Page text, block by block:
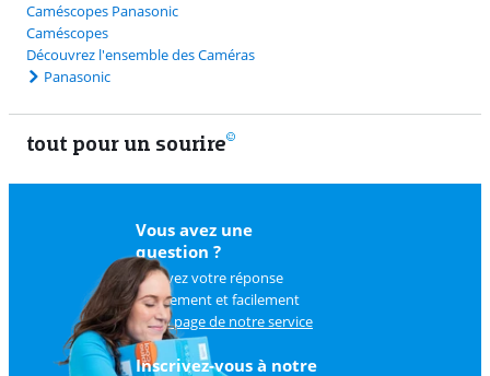
Caméscopes Panasonic
Caméscopes
Découvrez l'ensemble des Caméras
Panasonic
tout pour un sourire
Vous avez une
question ?
Trouvez votre réponse
rapidement et facilement
surla page de notre service
client.
Inscrivez-vous à notre